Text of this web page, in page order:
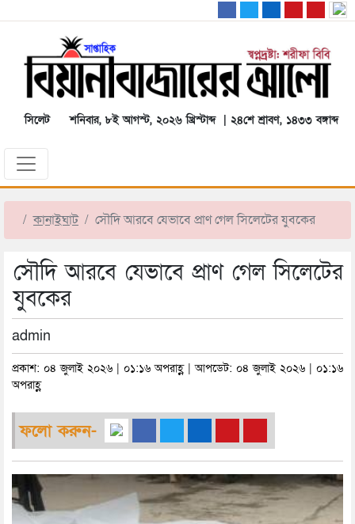
সিলেট শনিবার, ৮ই আগস্ট, ২০২৬ খ্রিস্টাব্দ | ২৪শে শ্রাবণ, ১৪৩৩ বঙ্গাব্দ
কানাইঘাট সৌদি আরবে যেভাবে প্রাণ গেল সিলেটের যুবকের
সৌদি আরবে যেভাবে প্রাণ গেল সিলেটের
যুবকের
admin
প্রকাশ: ০৪ জুলাই ২০২৬ | ০১:১৬ অপরাহ্ণ | আপডেট: ০৪ জুলাই ২০২৬ | ০১:১৬
অপরাহ্ণ
ফলো করুন-